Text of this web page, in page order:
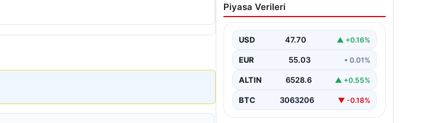
Bir Vinç Geçti: Köprülerin
İstanbul Boğazı'nda eşsiz bir
bölgedeki denizcilik ve altyapı
Piyasa Verileri
USD 47.70 ▲ +0.16%
EUR 55.03 • 0.01%
ALTIN 6528.6 ▲ +0.55%
BTC 3063206 ▼ -0.18%